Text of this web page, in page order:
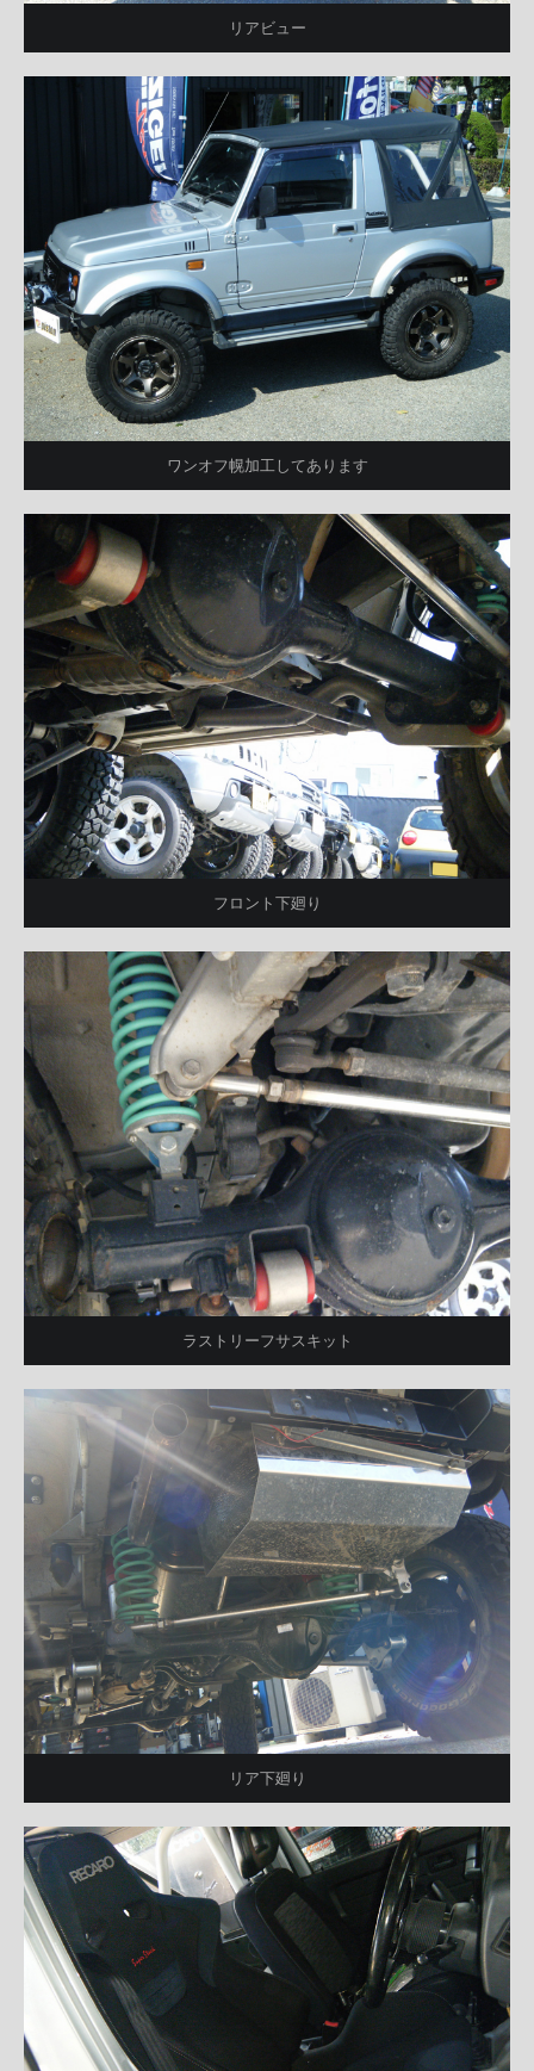
リアビュー
ワンオフ幌加工してあります
フロント下廻り
ラストリーフサスキット
リア下廻り